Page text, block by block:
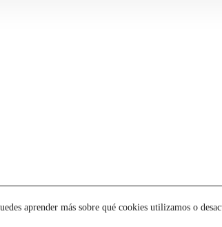
aprender más sobre qué cookies utilizamos o